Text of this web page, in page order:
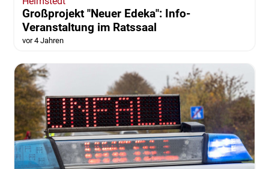
Großprojekt "Neuer Edeka": Info-
Veranstaltung im Ratssaal
vor 4 Jahren